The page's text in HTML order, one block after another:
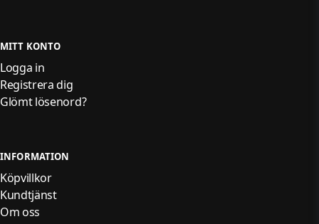
MITT KONTO
Logga in
Registrera dig
Glömt lösenord?
INFORMATION
Köpvillkor
Kundtjänst
Om oss